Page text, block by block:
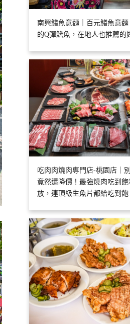
南興鱔魚意麵｜百元鱔魚意
的Q彈鱔魚，在地人也推薦的
吃肉肉燒肉専門店-桃園店｜
竟然還降價！最強燒肉吃到
放，連頂級生魚片都給吃到飽